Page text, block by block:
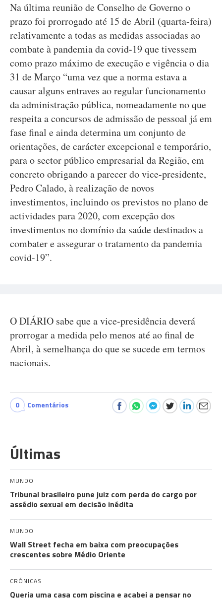
Na última reunião de Conselho de Governo o
prazo foi prorrogado até 15 de Abril (quarta-feira)
relativamente a todas as medidas associadas ao
combate à pandemia da covid-19 que tivessem
como prazo máximo de execução e vigência o dia
31 de Março “uma vez que a norma estava a
causar alguns entraves ao regular funcionamento
da administração pública, nomeadamente no que
respeita a concursos de admissão de pessoal já em
fase final e ainda determina um conjunto de
orientações, de carácter excepcional e temporário,
para o sector público empresarial da Região, em
concreto obrigando a parecer do vice-presidente,
Pedro Calado, à realização de novos
investimentos, incluindo os previstos no plano de
actividades para 2020, com excepção dos
investimentos no domínio da saúde destinados a
combater e assegurar o tratamento da pandemia
covid-19”.
O DIÁRIO sabe que a vice-presidência deverá
prorrogar a medida pelo menos até ao final de
Abril, à semelhança do que se sucede em termos
nacionais.
0 Comentários
Últimas
MUNDO
Tribunal brasileiro pune juiz com perda do cargo por
assédio sexual em decisão inédita
MUNDO
Wall Street fecha em baixa com preocupações
crescentes sobre Médio Oriente
CRÓNICAS
Queria uma casa com piscina e acabei a pensar no